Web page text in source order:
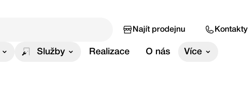
Najít prodejnu Kontakty
Služby Realizace O nás Více